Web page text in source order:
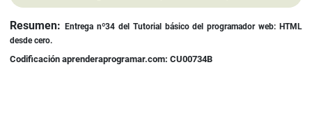
Detalles
Resumen: Entrega nº34 del Tutorial básico del programador web: HTML
desde cero.
Codificación aprenderaprogramar.com: CU00734B